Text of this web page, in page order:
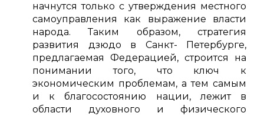
начнутся только с утверждения местного
самоуправления как выражение власти
народа. Таким образом, стратегия
развития дзюдо в Санкт- Петербурге,
предлагаемая Федерацией, строится на
понимании того, что ключ к
экономическим проблемам, а тем самым
и к благосостоянию нации, лежит в
области духовного и физического